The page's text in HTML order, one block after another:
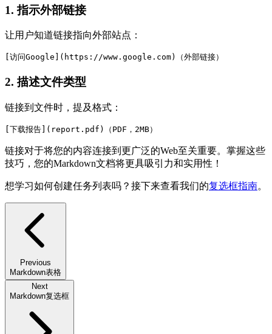
1. 指示外部链接
让用户知道链接指向外部站点：
[访问Google](https://www.google.com)（外部链接）
2. 描述文件类型
链接到文件时，提及格式：
[下载报告](report.pdf)（PDF，2MB）
链接对于将您的内容连接到更广泛的Web至关重要。掌握这些
技巧，您的Markdown文档将更具吸引力和实用性！
想学习如何创建任务列表吗？接下来查看我们的复选框指南。
Previous
Markdown表格
Next
Markdown复选框